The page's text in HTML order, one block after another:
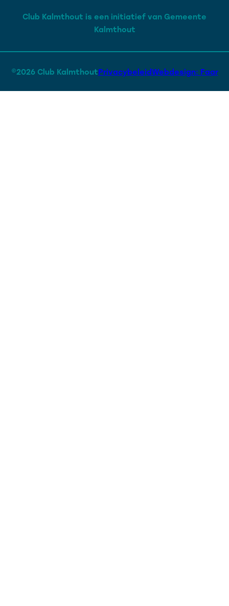
Club Kalmthout is een initiatief van Gemeente
Kalmthout
©2026 Club KalmthoutPrivacybeleidWebdesign: Faar